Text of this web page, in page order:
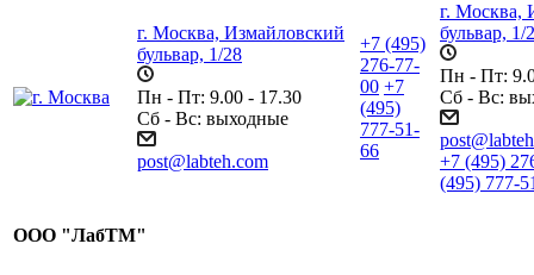
г. Москва, Измайловский
бульвар, 1/28
Пн - Пт: 9.00 - 17.30
Сб - Вс: выходные
post@labteh.com
+7 (495)
276-77-
00 +7
(495)
777-51-
66
г. Москва,
бульвар, 1/
Пн - Пт:
Сб - Вс:
+7 (495)
(495) 777-
ООО "ЛабТМ"